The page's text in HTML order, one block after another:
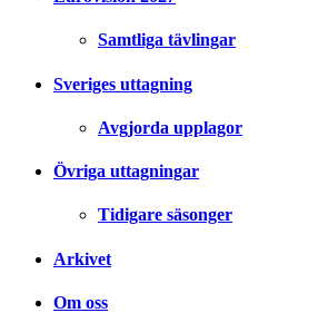
Samtliga tävlingar
Sveriges uttagning
Avgjorda upplagor
Övriga uttagningar
Tidigare säsonger
Arkivet
Om oss